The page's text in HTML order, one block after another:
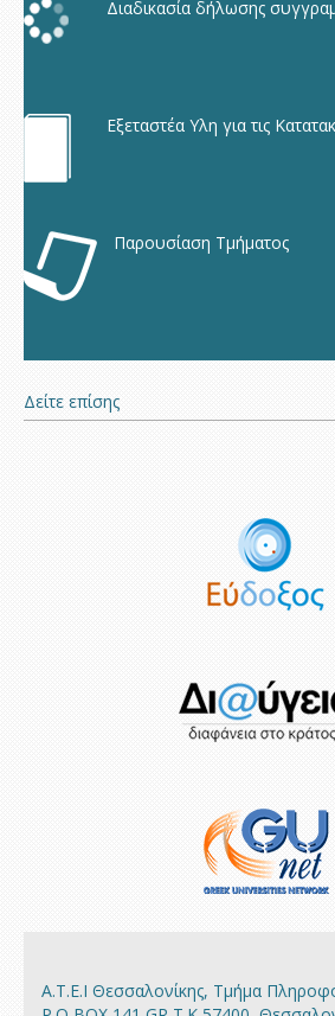
Διαδικασία δήλωσης
Εξεταστέα Υλη για τις
Παρουσίαση Τμήματος
Δείτε επίσης
Α.Τ.Ε.Ι Θεσσαλονίκης, Τμήμα